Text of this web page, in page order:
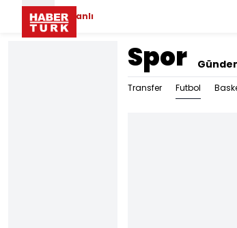
Canlı
Spor
Transfer Futbol